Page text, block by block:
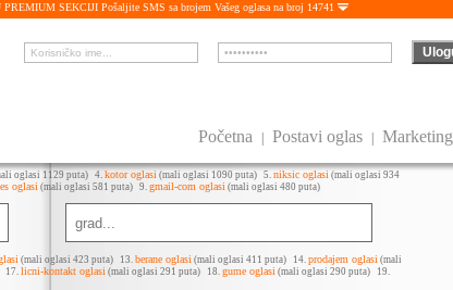
SEKCIJI Pošaljite SMS sa brojem Vašeg oglasa na broj 14741
Početna Postavi oglas Marketing
oglasi 1129 puta) 4. kotor oglasi (mali oglasi 1090 puta) 5. niksic oglasi (mali oglasi 934
oglasi (mali oglasi 581 puta) 9. gmail-com oglasi (mali oglasi 480 puta)
(mali oglasi 423 puta) 13. berane oglasi (mali oglasi 411 puta) 14. prodajem oglasi (mali
17. licni-kontakt oglasi (mali oglasi 291 puta) 18. gume oglasi (mali oglasi 290 puta) 19.